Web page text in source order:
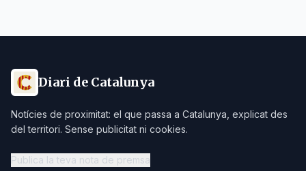
Diari de Catalunya
Notícies de proximitat: el que passa a Catalunya, explicat des
del territori. Sense publicitat ni cookies.
Publica la teva nota de premsa